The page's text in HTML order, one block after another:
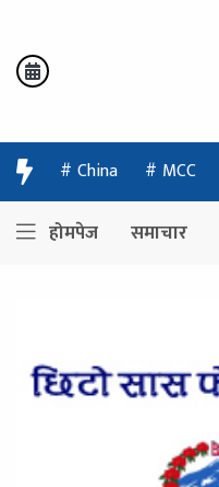
China MCC
होमपेज समाचार